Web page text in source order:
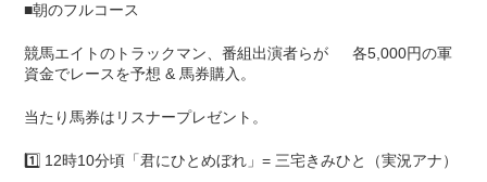
■朝のフルコース
競馬エイトのトラックマン、番組出演者らが 各5,000円の軍
資金でレースを予想 & 馬券購入。
当たり馬券はリスナープレゼント。
1️⃣ 12時10分頃「君にひとめぼれ」= 三宅きみひと（実況アナ）